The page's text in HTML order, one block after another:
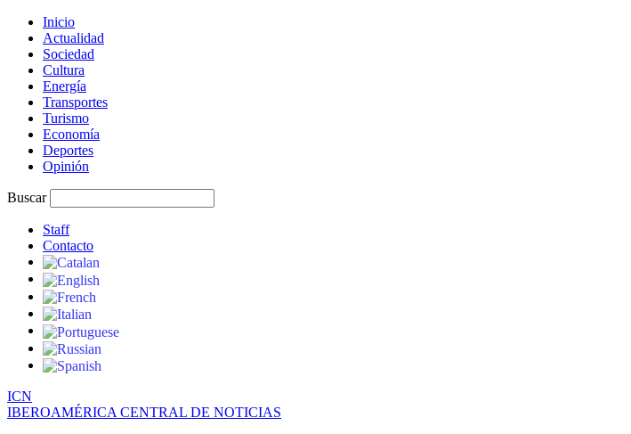
Inicio
Actualidad
Sociedad
Cultura
Energía
Transportes
Turismo
Economía
Deportes
Opinión
Buscar
Staff
Contacto
ICN
IBEROAMÉRICA CENTRAL DE NOTICIAS